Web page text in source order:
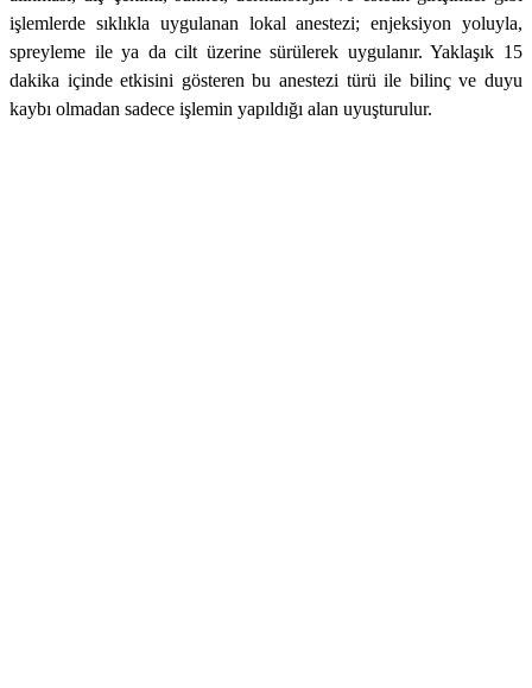
işlemlerde sıklıkla uygulanan lokal anestezi; enjeksiyon yoluyla,
spreyleme ile ya da cilt üzerine sürülerek uygulanır. Yaklaşık 15
dakika içinde etkisini gösteren bu anestezi türü ile bilinç ve duyu
kaybı olmadan sadece işlemin yapıldığı alan uyuşturulur.